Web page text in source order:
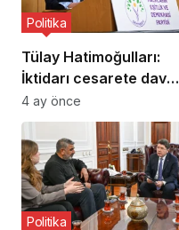
Tülay Hatimoğulları:
İktidarı cesarete davet
ediyoruz
Politika
4 ay önce
Politika